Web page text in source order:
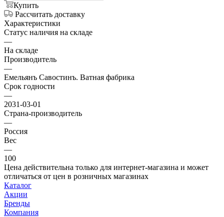
Купить
Рассчитать доставку
Характеристики
Статус наличия на складе
—
На складе
Производитель
—
Емельянъ Савостинъ. Ватная фабрика
Срок годности
—
2031-03-01
Страна-производитель
—
Россия
Вес
—
100
Цена действительна только для интернет-магазина и может
отличаться от цен в розничных магазинах
Каталог
Акции
Бренды
Компания